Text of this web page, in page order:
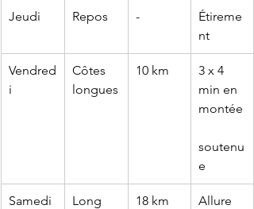
Jeudi Repos -
Étireme
nt
Vendred
i
Côtes
longues
10 km
3 x 4
min en
montée
soutenu
e
Samedi
Long
18 km
Allure